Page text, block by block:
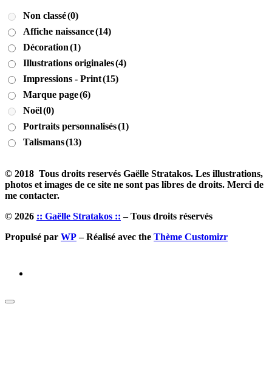
Non classé(0)
Affiche naissance(14)
Décoration(1)
Illustrations originales(4)
Impressions - Print(15)
Marque page(6)
Noël(0)
Portraits personnalisés(1)
Talismans(13)
© 2018 Tous droits reservés Gaëlle Stratakos. Les illustrations,
photos et images de ce site ne sont pas libres de droits. Merci de
me contacter.
© 2026 :: Gaëlle Stratakos :: – Tous droits réservés
Propulsé par WP– Réalisé avec the Thème Customizr